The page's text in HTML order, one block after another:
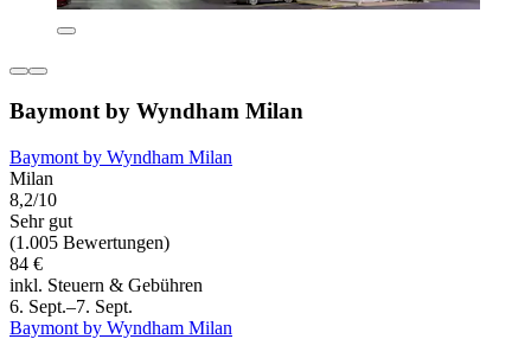
Baymont by Wyndham Milan
Baymont by Wyndham Milan
Milan
8,2/10
Sehr gut
(1.005 Bewertungen)
84 €
inkl. Steuern & Gebühren
6. Sept.–7. Sept.
Baymont by Wyndham Milan